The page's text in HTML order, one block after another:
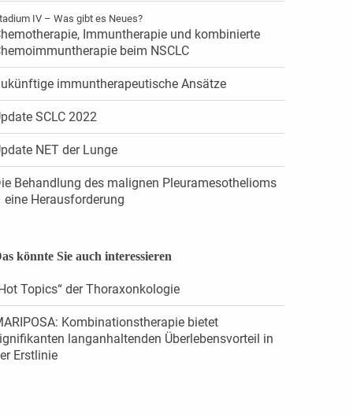
IV – Was gibt es Neues?
Immuntherapie und kombinierte
beim NSCLC
immuntherapeutische Ansätze
SCLC 2022
NET der Lunge
Behandlung des malignen Pleuramesothelioms
eine Herausforderung
könnte Sie auch interessieren
Topics“ der Thoraxonkologie
Kombinationstherapie bietet
langanhaltenden Überlebensvorteil in
Erstlinie